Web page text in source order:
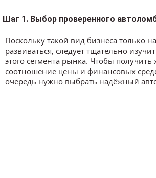
Шаг 1. Выбор проверенного
Поскольку такой вид бизнеса только
развиваться, следует тщательно
этого сегмента рынка. Чтобы получить
соотношение цены и финансовых
очередь нужно выбрать надёжный